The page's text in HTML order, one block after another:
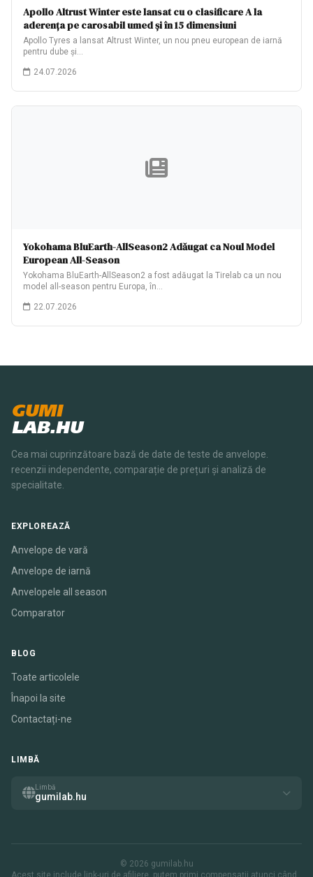
Apollo Altrust Winter este lansat cu o clasificare A la
aderența pe carosabil umed și în 15 dimensiuni
Apollo Tyres a lansat Altrust Winter, un nou pneu european de iarnă
pentru dube și…
24.07.2026
Yokohama BluEarth-AllSeason2 Adăugat ca Noul Model
European All-Season
Yokohama BluEarth-AllSeason2 a fost adăugat la Tirelab ca un nou
model all-season pentru Europa, în…
22.07.2026
GUMI
LAB.HU
Cea mai cuprinzătoare bază de date de teste de anvelope.
recenzii independente, comparație de prețuri și analiză de
specialitate.
EXPLOREAZĂ
Anvelope de vară
Anvelope de iarnă
Anvelopele all season
Comparator
BLOG
Toate articolele
Înapoi la site
Contactați-ne
LIMBĂ
Limbă
gumilab.hu
© 2026 gumilab.hu
Acest site include link-uri de afiliere. putem primi compensații atunci când